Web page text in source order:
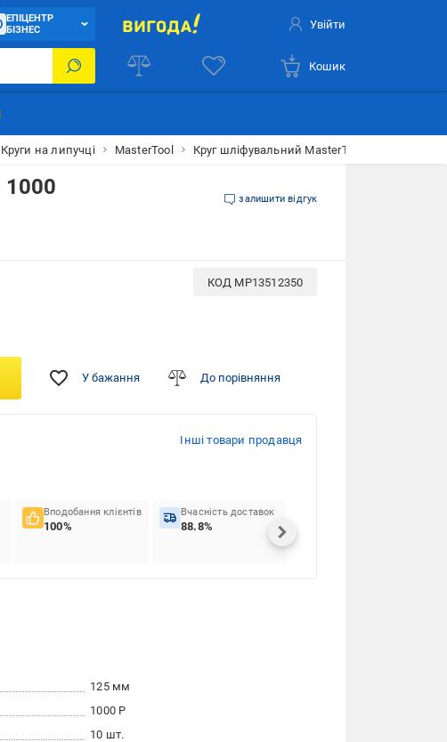
ЕПІЦЕНТР
БІЗНЕС
Увійти
Кошик
Круги на липучці MasterTool Круг шліфувальний MasterTool GM на
1000
залишити відгук
КОД MP13512350
У бажання До порівняння
Інші товари продавця
Вподобання клієнтів
100%
Вчасність доставок
88.8%
125 мм
1000 Р
10 шт.